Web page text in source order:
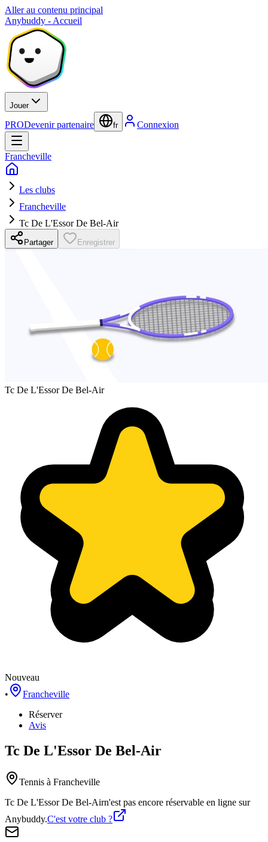
Aller au contenu principal
Anybuddy - Accueil
Jouer
PRODevenir partenaire fr Connexion
Francheville
Les clubs
Francheville
Tc De L'Essor De Bel-Air
Partager Enregistrer
Tc De L'Essor De Bel-Air
Nouveau
•
Francheville
Réserver
Avis
Tc De L'Essor De Bel-Air
Tennis à Francheville
Tc De L'Essor De Bel-Airn'est pas encore réservable en ligne sur
Anybuddy.C'est votre club ?